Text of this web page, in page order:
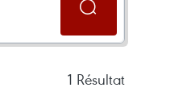
1 Résultat